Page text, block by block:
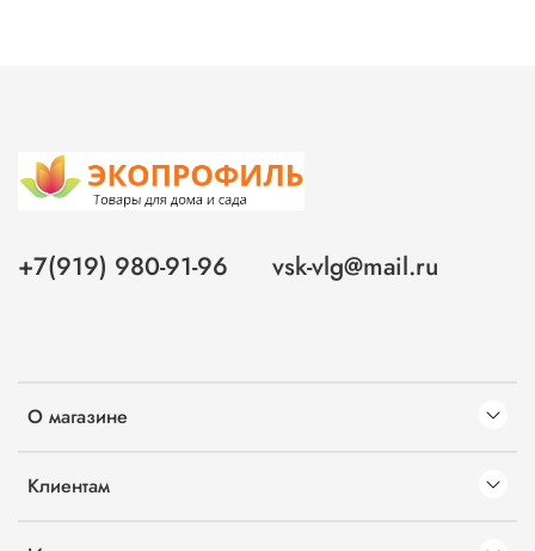
О магазине
Клиентам
+7(919) 980-91-96 vsk-vlg@mail.ru